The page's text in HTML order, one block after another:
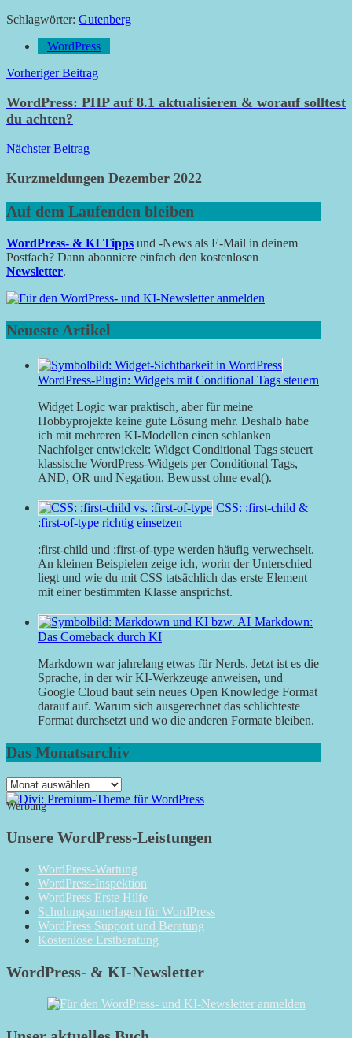
Schlagwörter: Gutenberg
WordPress
Beitragsnavigation
Vorheriger Beitrag
WordPress: PHP auf 8.1 aktualisieren & worauf solltest
du achten?
Nächster Beitrag
Kurzmeldungen Dezember 2022
Auf dem Laufenden bleiben
WordPress- & KI Tipps und -News als E-Mail in deinem
Postfach? Dann abonniere einfach den kostenlosen
Newsletter.
Neueste Artikel
WordPress-Plugin: Widgets mit Conditional Tags steuern
Widget Logic war praktisch, aber für meine
Hobbyprojekte keine gute Lösung mehr. Deshalb habe
ich mit mehreren KI-Modellen einen schlanken
Nachfolger entwickelt: Widget Conditional Tags steuert
klassische WordPress-Widgets per Conditional Tags,
AND, OR und Negation. Bewusst ohne eval().
CSS: :first-child &
:first-of-type richtig einsetzen
:first-child und :first-of-type werden häufig verwechselt.
An kleinen Beispielen zeige ich, worin der Unterschied
liegt und wie du mit CSS tatsächlich das erste Element
mit einer bestimmten Klasse ansprichst.
Markdown:
Das Comeback durch KI
Markdown war jahrelang etwas für Nerds. Jetzt ist es die
Sprache, in der wir KI-Werkzeuge anweisen, und
Google Cloud baut sein neues Open Knowledge Format
darauf auf. Warum sich ausgerechnet das schlichteste
Format durchsetzt und wo die anderen Formate bleiben.
Das Monatsarchiv
Das
Monatsarchiv
Werbung
Unsere WordPress-Leistungen
WordPress-Wartung
WordPress-Inspektion
WordPress Erste Hilfe
Schulungsunterlagen für WordPress
WordPress Support und Beratung
Kostenlose Erstberatung
WordPress- & KI-Newsletter